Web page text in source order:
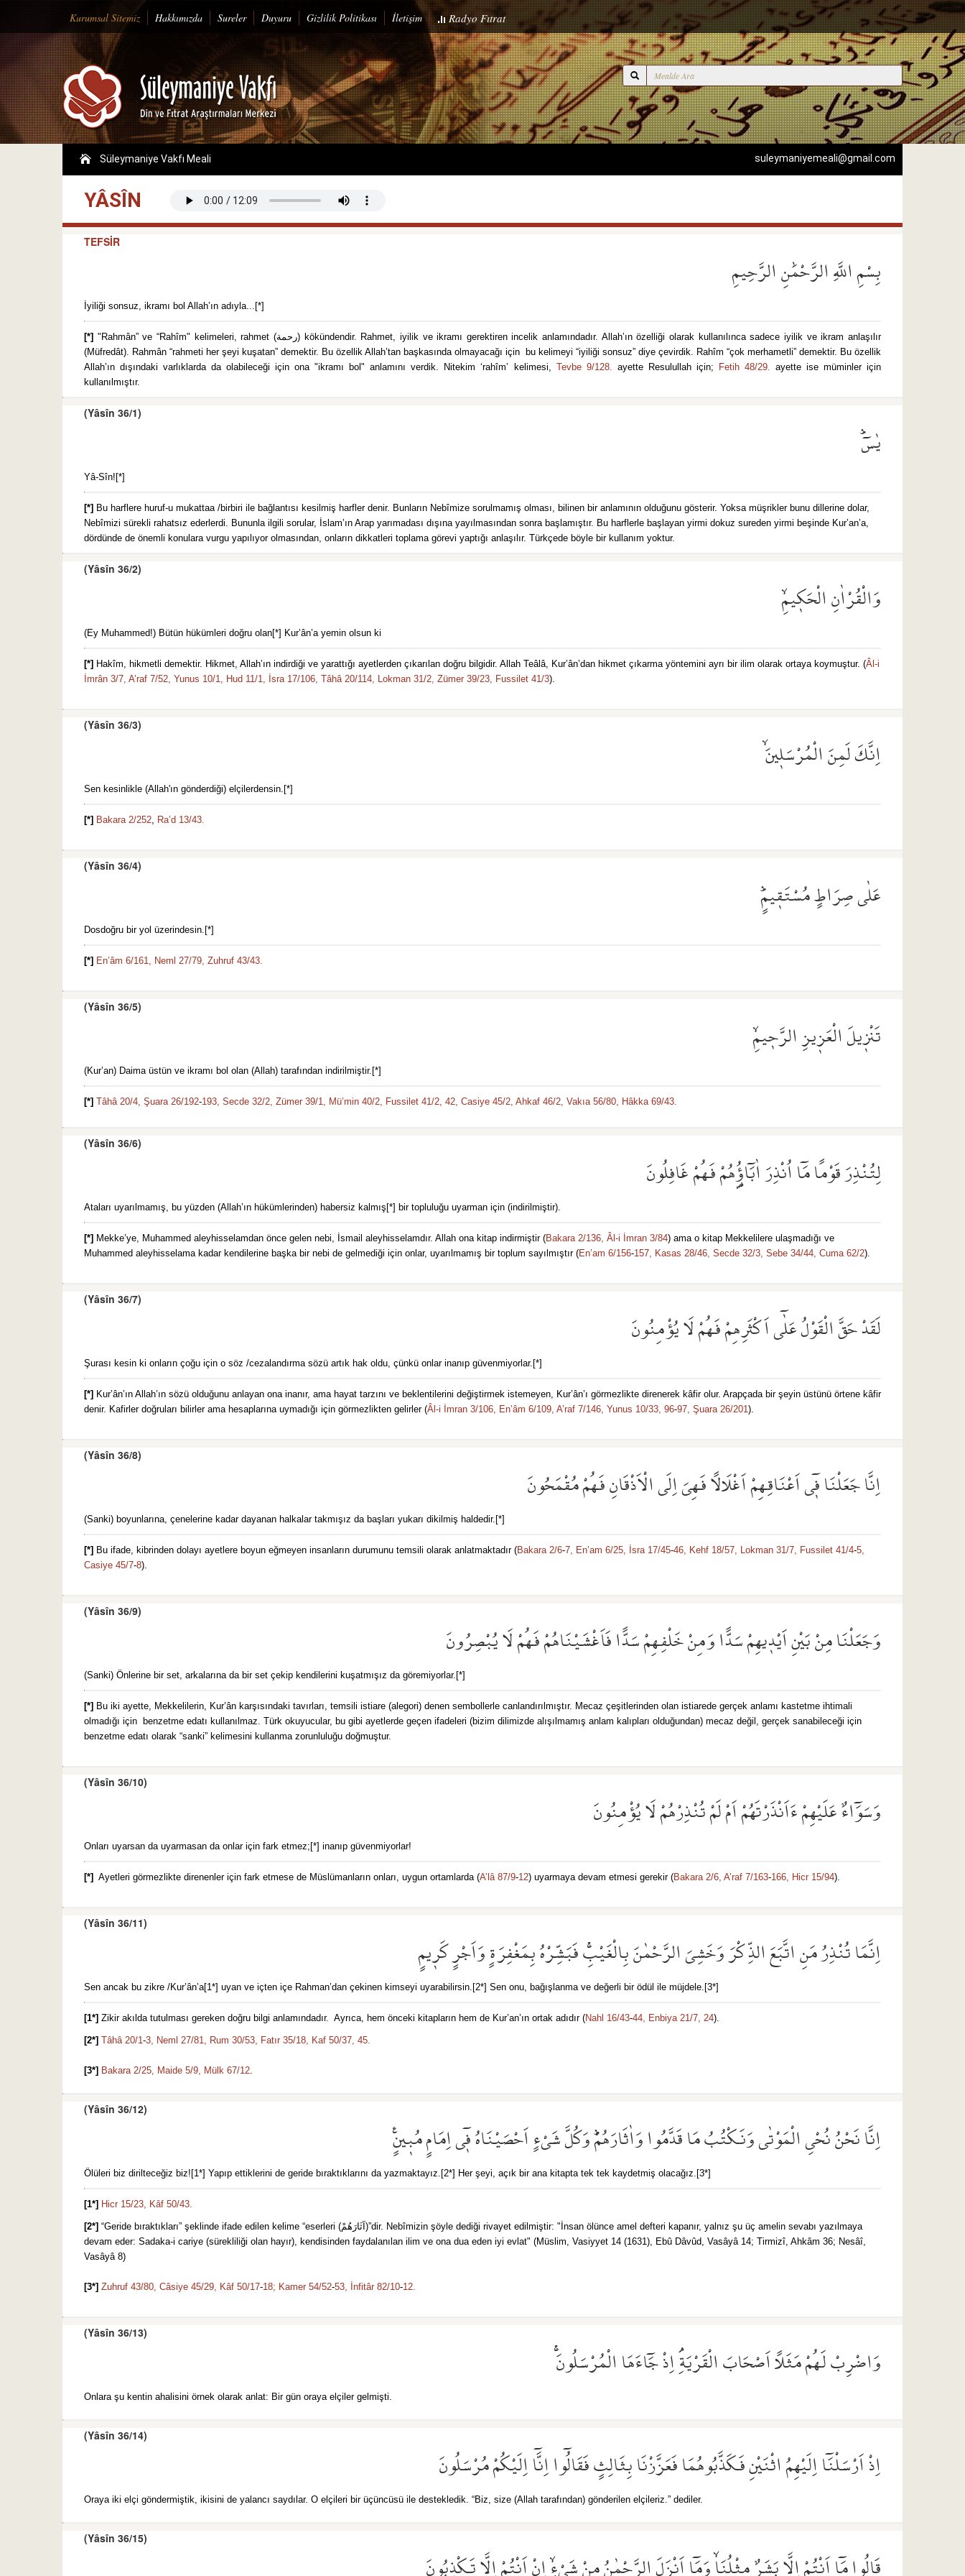
Kurumsal Sitemiz Hakkımızda Sureler Duyuru Gizlilik Politikası İletişim Radyo Fıtrat
Süleymaniye Vakfı Meali suleymaniyemeali@gmail.com
YÂSÎN
TEFSİR
بِسْمِ اللَّهِ الرَّحْمَٰنِ الرَّحِيمِ
İyiliği sonsuz, ikramı bol Allah’ın adıyla...[*]
[*] "Rahmân” ve “Rahîm" kelimeleri, rahmet (رحمة) kökündendir. Rahmet, iyilik ve ikramı gerektiren incelik anlamındadır. Allah’ın özelliği olarak kullanılınca sadece iyilik ve ikram anlaşılır
(Müfredât). Rahmân “rahmeti her şeyi kuşatan” demektir. Bu özellik Allah’tan başkasında olmayacağı için bu kelimeyi “iyiliği sonsuz” diye çevirdik. Rahîm “çok merhametli” demektir. Bu özellik
Allah’ın dışındaki varlıklarda da olabileceği için ona "ikramı bol" anlamını verdik. Nitekim ‘rahîm’ kelimesi, Tevbe 9/128. ayette Resulullah için; Fetih 48/29. ayette ise müminler için
kullanılmıştır.
(Yâsîn 36/1)
يٰسٓۜ
Yâ-Sîn![*]
[*] Bu harflere huruf-u mukattaa /birbiri ile bağlantısı kesilmiş harfler denir. Bunların Nebîmize sorulmamış olması, bilinen bir anlamının olduğunu gösterir. Yoksa müşrikler bunu dillerine dolar,
Nebîmizi sürekli rahatsız ederlerdi. Bununla ilgili sorular, İslam’ın Arap yarımadası dışına yayılmasından sonra başlamıştır. Bu harflerle başlayan yirmi dokuz sureden yirmi beşinde Kur’an’a,
dördünde de önemli konulara vurgu yapılıyor olmasından, onların dikkatleri toplama görevi yaptığı anlaşılır. Türkçede böyle bir kullanım yoktur.
(Yâsîn 36/2)
وَالْقُرْاٰنِ الْحَك۪يمِۙ
(Ey Muhammed!) Bütün hükümleri doğru olan[*] Kur’ân’a yemin olsun ki
[*] Hakîm, hikmetli demektir. Hikmet, Allah’ın indirdiği ve yarattığı ayetlerden çıkarılan doğru bilgidir. Allah Teâlâ, Kur’ân’dan hikmet çıkarma yöntemini ayrı bir ilim olarak ortaya koymuştur. (Âl-i
İmrân 3/7, A’raf 7/52, Yunus 10/1, Hud 11/1, İsra 17/106, Tâhâ 20/114, Lokman 31/2, Zümer 39/23, Fussilet 41/3).
(Yâsîn 36/3)
اِنَّكَ لَمِنَ الْمُرْسَل۪ينَۙ
Sen kesinlikle (Allah'ın gönderdiği) elçilerdensin.[*]
[*] Bakara 2/252, Ra’d 13/43.
(Yâsîn 36/4)
عَلٰى صِرَاطٍ مُسْتَق۪يمٍۜ
Dosdoğru bir yol üzerindesin.[*]
[*] En’âm 6/161, Neml 27/79, Zuhruf 43/43.
(Yâsîn 36/5)
تَنْز۪يلَ الْعَز۪يزِ الرَّح۪يمِۙ
(Kur’an) Daima üstün ve ikramı bol olan (Allah) tarafından indirilmiştir.[*]
[*] Tâhâ 20/4, Şuara 26/192-193, Secde 32/2, Zümer 39/1, Mü’min 40/2, Fussilet 41/2, 42, Casiye 45/2, Ahkaf 46/2, Vakıa 56/80, Hâkka 69/43.
(Yâsîn 36/6)
لِتُنْذِرَ قَوْمًا مَٓا اُنْذِرَ اٰبَٓاؤُ۬هُمْ فَهُمْ غَافِلُونَ
Ataları uyarılmamış, bu yüzden (Allah’ın hükümlerinden) habersiz kalmış[*] bir topluluğu uyarman için (indirilmiştir).
[*] Mekke’ye, Muhammed aleyhisselamdan önce gelen nebi, İsmail aleyhisselamdır. Allah ona kitap indirmiştir (Bakara 2/136, Âl-i İmran 3/84) ama o kitap Mekkelilere ulaşmadığı ve
Muhammed aleyhisselama kadar kendilerine başka bir nebi de gelmediği için onlar, uyarılmamış bir toplum sayılmıştır (En’am 6/156-157, Kasas 28/46, Secde 32/3, Sebe 34/44, Cuma 62/2).
(Yâsîn 36/7)
لَقَدْ حَقَّ الْقَوْلُ عَلٰٓى اَكْثَرِهِمْ فَهُمْ لَا يُؤْمِنُونَ
Şurası kesin ki onların çoğu için o söz /cezalandırma sözü artık hak oldu, çünkü onlar inanıp güvenmiyorlar.[*]
[*] Kur’ân’ın Allah’ın sözü olduğunu anlayan ona inanır, ama hayat tarzını ve beklentilerini değiştirmek istemeyen, Kur’ân’ı görmezlikte direnerek kâfir olur. Arapçada bir şeyin üstünü örtene kâfir
denir. Kafirler doğruları bilirler ama hesaplarına uymadığı için görmezlikten gelirler (Âl-i İmran 3/106, En’âm 6/109, A’raf 7/146, Yunus 10/33, 96-97, Şuara 26/201).
(Yâsîn 36/8)
اِنَّا جَعَلْنَا ف۪ٓي اَعْنَاقِهِمْ اَغْلَالًا فَهِيَ اِلَى الْاَذْقَانِ فَهُمْ مُقْمَحُونَ
(Sanki) boyunlarına, çenelerine kadar dayanan halkalar takmışız da başları yukarı dikilmiş haldedir.[*]
[*] Bu ifade, kibrinden dolayı ayetlere boyun eğmeyen insanların durumunu temsili olarak anlatmaktadır (Bakara 2/6-7, En’am 6/25, İsra 17/45-46, Kehf 18/57, Lokman 31/7, Fussilet 41/4-5,
Casiye 45/7-8).
(Yâsîn 36/9)
وَجَعَلْنَا مِنْ بَيْنِ اَيْد۪يهِمْ سَدًّا وَمِنْ خَلْفِهِمْ سَدًّا فَاَغْشَيْنَاهُمْ فَهُمْ لَا يُبْصِرُونَ
(Sanki) Önlerine bir set, arkalarına da bir set çekip kendilerini kuşatmışız da göremiyorlar.[*]
[*] Bu iki ayette, Mekkelilerin, Kur’ân karşısındaki tavırları, temsili istiare (alegori) denen sembollerle canlandırılmıştır. Mecaz çeşitlerinden olan istiarede gerçek anlamı kastetme ihtimali
olmadığı için benzetme edatı kullanılmaz. Türk okuyucular, bu gibi ayetlerde geçen ifadeleri (bizim dilimizde alışılmamış anlam kalıpları olduğundan) mecaz değil, gerçek sanabileceği için
benzetme edatı olarak “sanki” kelimesini kullanma zorunluluğu doğmuştur.
(Yâsîn 36/10)
وَسَوَٓاءٌ عَلَيْهِمْ ءَاَنْذَرْتَهُمْ اَمْ لَمْ تُنْذِرْهُمْ لَا يُؤْمِنُونَ
Onları uyarsan da uyarmasan da onlar için fark etmez;[*] inanıp güvenmiyorlar!
[*] Ayetleri görmezlikte direnenler için fark etmese de Müslümanların onları, uygun ortamlarda (A’lâ 87/9-12) uyarmaya devam etmesi gerekir (Bakara 2/6, A’raf 7/163-166, Hicr 15/94).
(Yâsîn 36/11)
اِنَّمَا تُنْذِرُ مَنِ اتَّبَعَ الذِّكْرَ وَخَشِيَ الرَّحْمٰنَ بِالْغَيْبِۚ فَبَشِّرْهُ بِمَغْفِرَةٍ وَاَجْرٍ كَر۪يمٍ
Sen ancak bu zikre /Kur’ân’a[1*] uyan ve içten içe Rahman’dan çekinen kimseyi uyarabilirsin.[2*] Sen onu, bağışlanma ve değerli bir ödül ile müjdele.[3*]
[1*] Zikir akılda tutulması gereken doğru bilgi anlamındadır. Ayrıca, hem önceki kitapların hem de Kur’an’ın ortak adıdır (Nahl 16/43-44, Enbiya 21/7, 24).
[2*] Tâhâ 20/1-3, Neml 27/81, Rum 30/53, Fatır 35/18, Kaf 50/37, 45.
[3*] Bakara 2/25, Maide 5/9, Mülk 67/12.
(Yâsîn 36/12)
اِنَّا نَحْنُ نُحْيِ الْمَوْتٰى وَنَكْتُبُ مَا قَدَّمُوا وَاٰثَارَهُمْۜ وَكُلَّ شَيْءٍ اَحْصَيْنَاهُ ف۪ٓي اِمَامٍ مُب۪ينٍ۟
Ölüleri biz dirilteceğiz biz![1*] Yapıp ettiklerini de geride bıraktıklarını da yazmaktayız.[2*] Her şeyi, açık bir ana kitapta tek tek kaydetmiş olacağız.[3*]
[1*] Hicr 15/23, Kâf 50/43.
[2*] “Geride bıraktıkları” şeklinde ifade edilen kelime “eserleri (آثَارَهُمْ)”dir. Nebîmizin şöyle dediği rivayet edilmiştir: "İnsan ölünce amel defteri kapanır, yalnız şu üç amelin sevabı yazılmaya
devam eder: Sadaka-i cariye (sürekliliği olan hayır), kendisinden faydalanılan ilim ve ona dua eden iyi evlat" (Müslim, Vasiyyet 14 (1631), Ebû Dâvûd, Vasâyâ 14; Tirmizî, Ahkâm 36; Nesâî,
Vasâyâ 8)
[3*] Zuhruf 43/80, Câsiye 45/29, Kâf 50/17-18; Kamer 54/52-53, İnfitâr 82/10-12.
(Yâsîn 36/13)
وَاضْرِبْ لَهُمْ مَثَلًا اَصْحَابَ الْقَرْيَةِۢ اِذْ جَٓاءَهَا الْمُرْسَلُونَۚ
Onlara şu kentin ahalisini örnek olarak anlat: Bir gün oraya elçiler gelmişti.
(Yâsîn 36/14)
اِذْ اَرْسَلْنَٓا اِلَيْهِمُ اثْنَيْنِ فَكَذَّبُوهُمَا فَعَزَّزْنَا بِثَالِثٍ فَقَالُٓوا اِنَّٓا اِلَيْكُمْ مُرْسَلُونَ
Oraya iki elçi göndermiştik, ikisini de yalancı saydılar. O elçileri bir üçüncüsü ile destekledik. “Biz, size (Allah tarafından) gönderilen elçileriz.” dediler.
(Yâsîn 36/15)